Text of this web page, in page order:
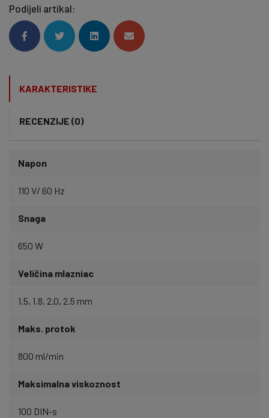
Podijeli artikal:
KARAKTERISTIKE
RECENZIJE (0)
Napon
110 V/ 60 Hz
Snaga
650 W
Veličina mlazniac
1.5, 1.8, 2.0, 2.5 mm
Maks. protok
800 ml/min
Maksimalna viskoznost
100 DIN-s